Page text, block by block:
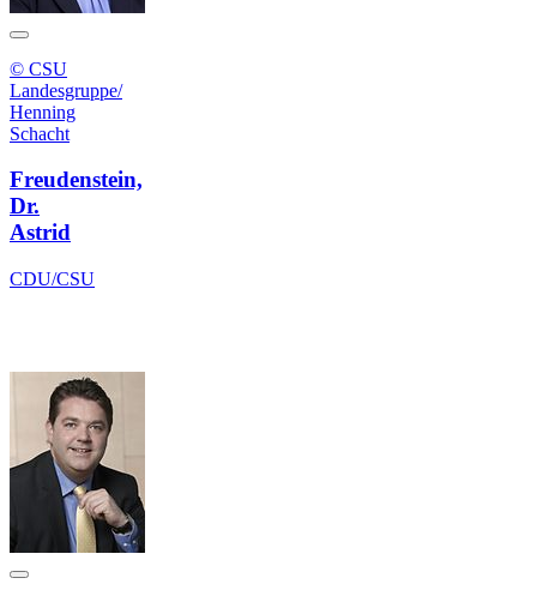
© CSU
Landesgruppe/
Henning
Schacht
Freudenstein,
Dr.
Astrid
CDU/CSU